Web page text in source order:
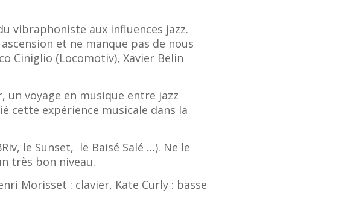
vibraphoniste aux influences jazz.
et ne manque pas de nous
Ciniglio (Locomotiv), Xavier Belin
un voyage en musique entre jazz
cette expérience musicale dans la
le Sunset, le Baisé Salé …). Ne le
très bon niveau.
Morisset : clavier, Kate Curly : basse